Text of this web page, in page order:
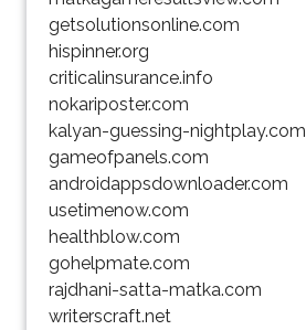
getsolutionsonline.com
hispinner.org
criticalinsurance.info
nokariposter.com
kalyan-guessing-nightplay.com
gameofpanels.com
androidappsdownloader.com
usetimenow.com
healthblow.com
gohelpmate.com
rajdhani-satta-matka.com
writerscraft.net